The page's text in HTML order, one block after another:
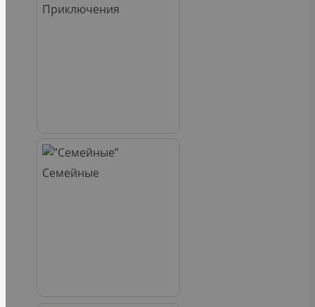
Приключения
Семейные